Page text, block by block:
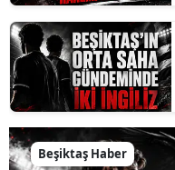
Beşiktaş Haber